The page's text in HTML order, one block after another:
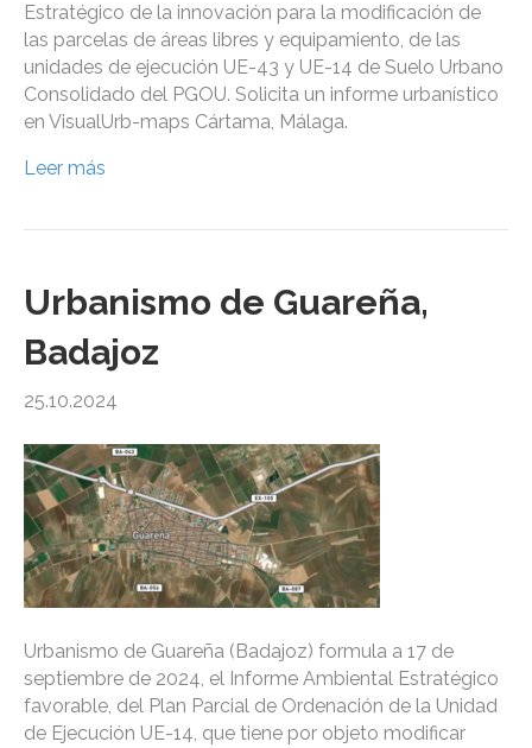
Estratégico de la innovación para la modificación de
las parcelas de áreas libres y equipamiento, de las
unidades de ejecución UE-43 y UE-14 de Suelo Urbano
Consolidado del PGOU. Solicita un informe urbanístico
en VisualUrb-maps Cártama, Málaga.
Leer más
Urbanismo de Guareña,
Badajoz
25.10.2024
Urbanismo de Guareña (Badajoz) formula a 17 de
septiembre de 2024, el Informe Ambiental Estratégico
favorable, del Plan Parcial de Ordenación de la Unidad
de Ejecución UE-14, que tiene por objeto modificar